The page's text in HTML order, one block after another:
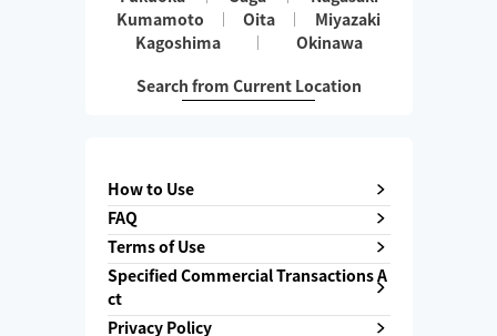
Kumamoto
Oita
Miyazaki
Kagoshima
Okinawa
Search from Current Location
How to Use
FAQ
Terms of Use
Specified Commercial Transactions A
ct
Privacy Policy